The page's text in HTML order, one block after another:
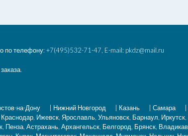
по телефону: +7(495)532-71-47, E-mail: pkdz@mail.ru
на-Дону | Нижний Новгород | Казань | Самара |
Ижевск, Ярославль, Ульяновск, Барнаул,
Астрахань, Архангельск, Белгород, Брянск,